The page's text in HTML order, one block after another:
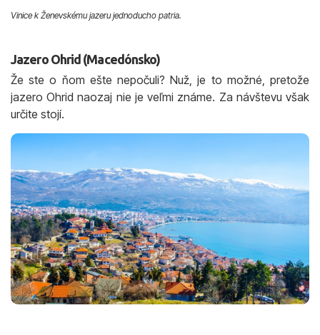
Vinice k Ženevskému jazeru jednoducho patria.
Jazero Ohrid (Macedónsko)
Že ste o ňom ešte nepočuli? Nuž, je to možné, pretože
jazero Ohrid naozaj nie je veľmi známe. Za návštevu však
určite stojí.